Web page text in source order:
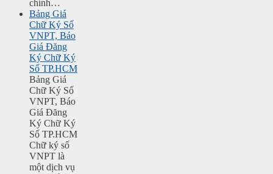
chính…
Bảng Giá
Chữ Ký Số
VNPT, Báo
Giá Đăng
Ký Chữ Ký
Số TP.HCM
Bảng Giá
Chữ Ký Số
VNPT, Báo
Giá Đăng
Ký Chữ Ký
Số TP.HCM
Chữ ký số
VNPT là
một dịch vụ